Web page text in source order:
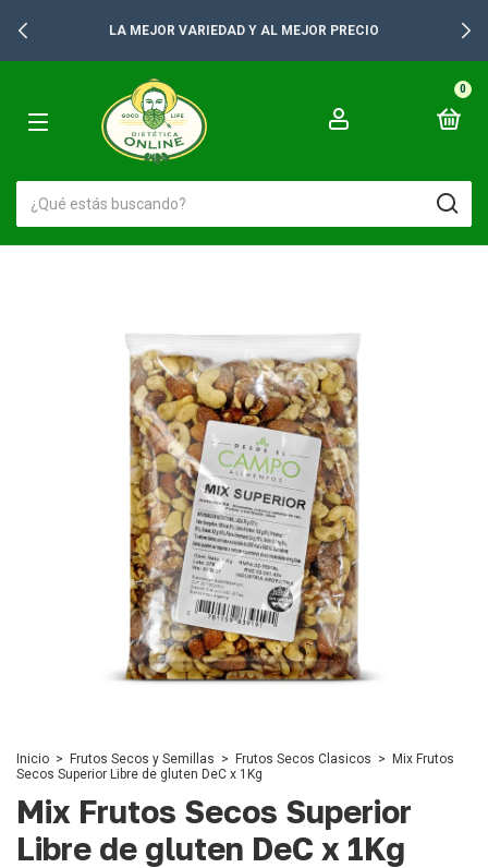
LA MEJOR VARIEDAD Y AL MEJOR PRECIO
0
Inicio > Frutos Secos y Semillas > Frutos Secos Clasicos >
Mix Frutos
Secos Superior Libre de gluten DeC x 1Kg
Mix Frutos Secos Superior
Libre de gluten DeC x 1Kg